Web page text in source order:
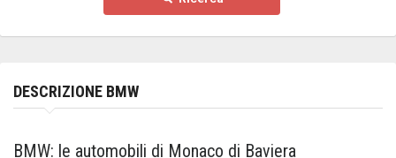
DESCRIZIONE BMW
BMW: le automobili di Monaco di Baviera